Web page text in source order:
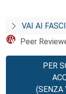
VAI AI
Peer
PER
(SENZA